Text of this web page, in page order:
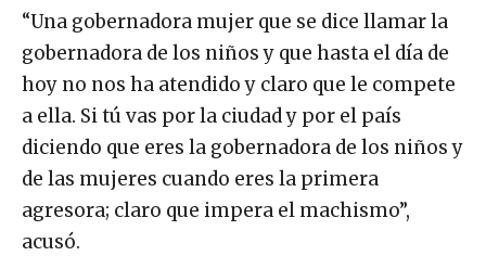
“Una gobernadora mujer que se dice llamar la
gobernadora de los niños y que hasta el día de
hoy no nos ha atendido y claro que le compete
a ella. Si tú vas por la ciudad y por el país
diciendo que eres la gobernadora de los niños y
de las mujeres cuando eres la primera
agresora; claro que impera el machismo”,
acusó.